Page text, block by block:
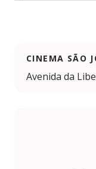
CINEMA SÃO
Avenida da